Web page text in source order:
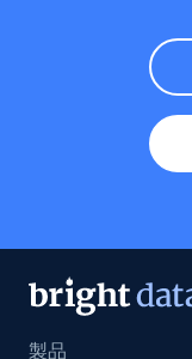
製品